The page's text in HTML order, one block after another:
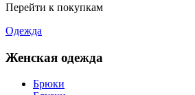
Перейти к покупкам
Одежда
Женская одежда
Брюки